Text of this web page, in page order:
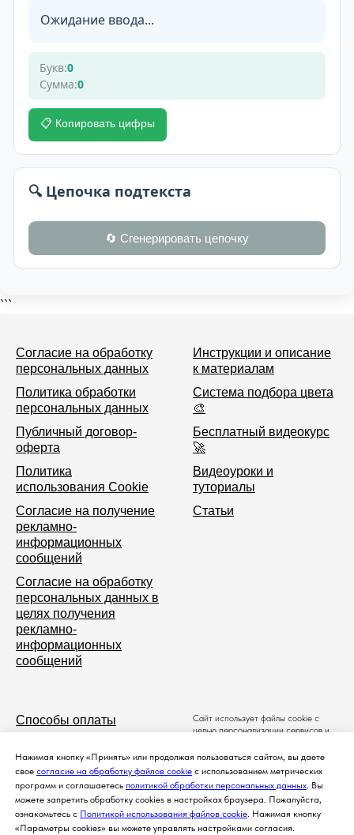
Ожидание ввода...
Букв:0
Сумма:0
📋 Копировать цифры
🔍 Цепочка подтекста
🔄 Сгенерировать цепочку
```
Согласие на обработку
персональных данных
Политика обработки
персональных данных
Публичный договор-
оферта
Политика
использования Cookie
Согласие на получение
рекламно-
информационных
сообщений
Согласие на обработку
персональных данных в
целях получения
рекламно-
информационных
сообщений
Инструкции и описание
к материалам
Система подбора цвета
🎨
Бесплатный видеокурс
🚀
Видеоуроки и
туториалы
Статьи
Способы оплаты
Условия продажи
Политика возврата
Новости и акции
Сайт использует файлы cookie с
целью персонализации сервисов и
веб-сайтом. Если вы не хотите
измените настройки браузера.
Пожалуйста, ознакомьтесь c
Политикой использования файлов
cookie.
Порядок обработки Ваших
Нажимая кнопку «Принять» или продолжая пользоваться сайтом, вы даете
свое согласие на обработку файлов cookie с использованием метрических
программ и соглашаетесь политикой обработки персональных данных. Вы
можете запретить обработку cookies в настройках браузера. Пожалуйста,
ознакомьтесь с Политикой использования файлов cookie. Нажимая кнопку
«Параметры cookies» вы можете управлять настройками согласия.